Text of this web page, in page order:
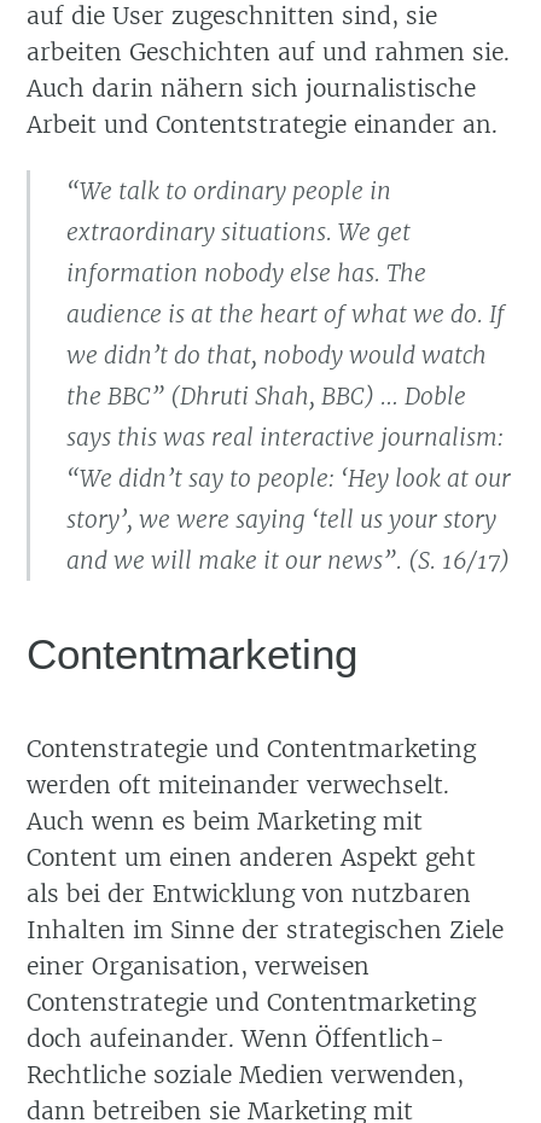
auf die User zugeschnitten sind, sie
arbeiten Geschichten auf und rahmen sie.
Auch darin nähern sich journalistische
Arbeit und Contentstrategie einander an.
“We talk to ordinary people in
extraordinary situations. We get
information nobody else has. The
audience is at the heart of what we do. If
we didn’t do that, nobody would watch
the BBC” (Dhruti Shah, BBC) … Doble
says this was real interactive journalism:
“We didn’t say to people: ‘Hey look at our
story’, we were saying ‘tell us your story
and we will make it our news”. (S. 16/17)
Contentmarketing
Contenstrategie und Contentmarketing
werden oft miteinander verwechselt.
Auch wenn es beim Marketing mit
Content um einen anderen Aspekt geht
als bei der Entwicklung von nutzbaren
Inhalten im Sinne der strategischen Ziele
einer Organisation, verweisen
Contenstrategie und Contentmarketing
doch aufeinander. Wenn Öffentlich-
Rechtliche soziale Medien verwenden,
dann betreiben sie Marketing mit